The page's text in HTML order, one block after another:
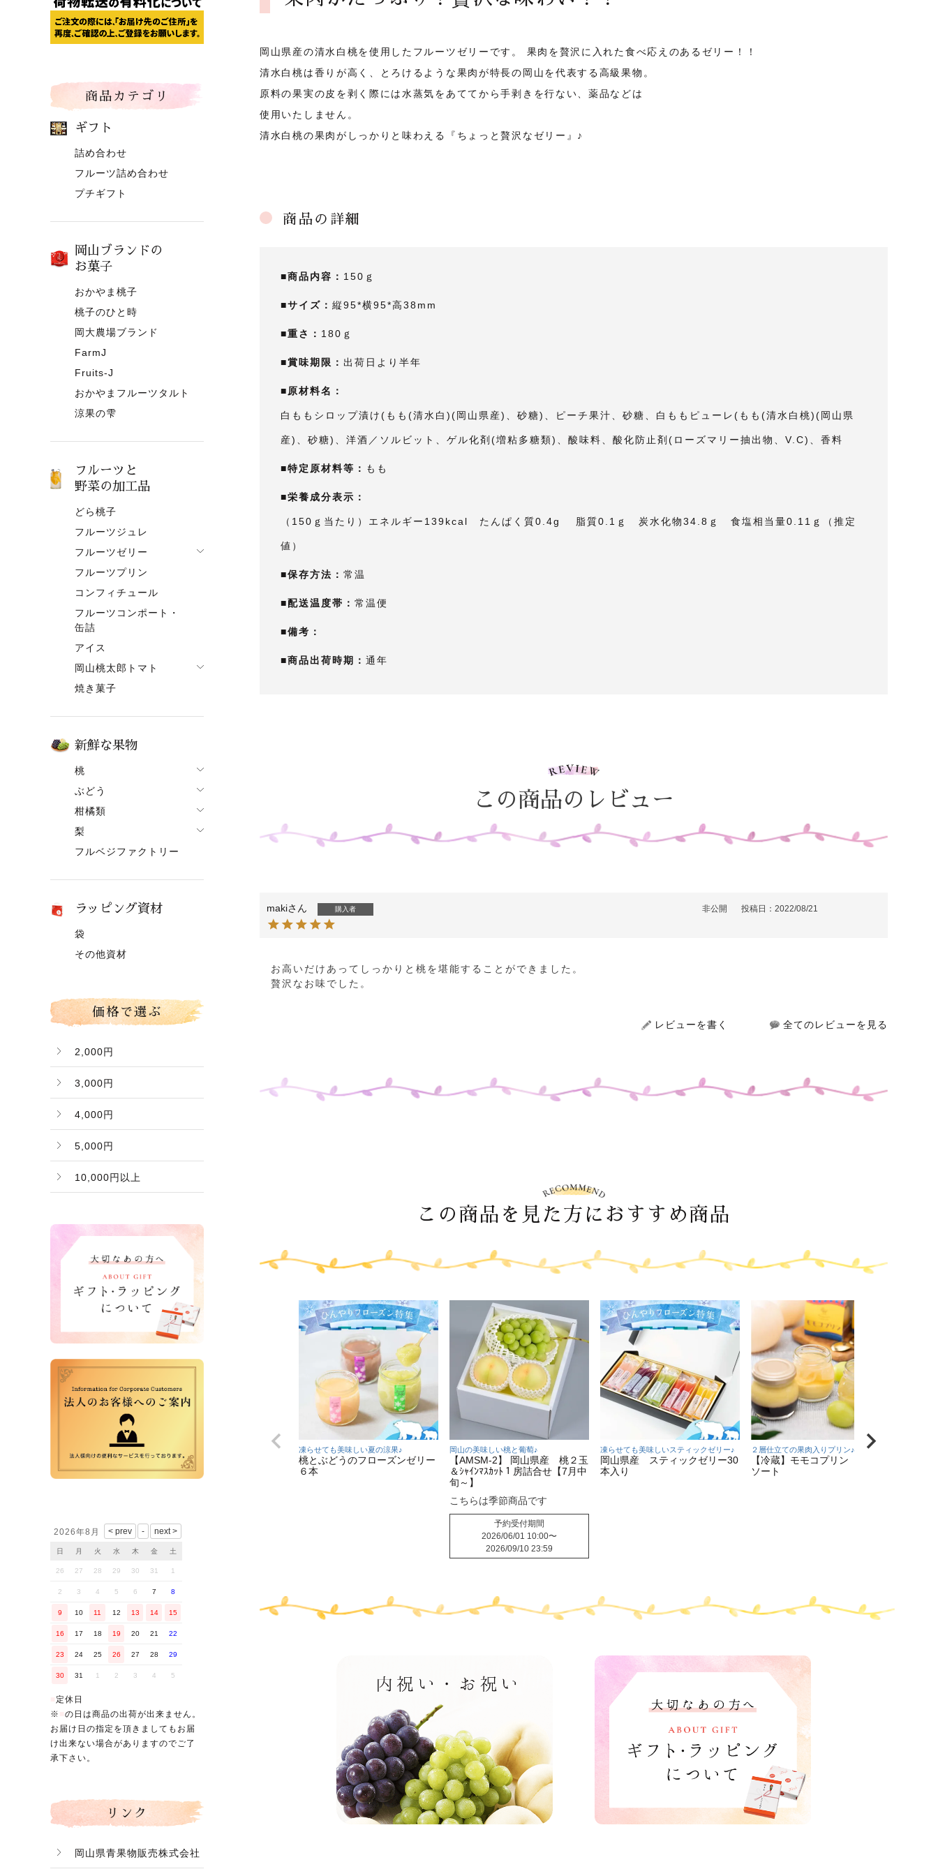
商品カテゴリ
ギフト
詰め合わせ
フルーツ詰め合わせ
プチギフト
岡山ブランドの
お菓子
おかやま桃子
桃子のひと時
岡大農場ブランド
FarmJ
Fruits-J
おかやまフルーツタルト
涼果の雫
フルーツと
野菜の加工品
どら桃子
フルーツジュレ
フルーツゼリー
フルーツゼリー一覧
果肉入りタイプ
ピューレタイプ
フルーツプリン
コンフィチュール
フルーツコンポート・
缶詰
アイス
岡山桃太郎トマト
でざあととまと
焼き菓子
新鮮な果物
桃
桃一覧
白鳳【7月上旬～】
おかやま夢白桃【7月中
黄金桃【9月上旬頃～】
～】
ぶどう
ぶどう一覧
シャインマスカット
柑橘類
せとか
梨
梨一覧
フルベジファクトリー
ラッピング資材
袋
その他資材
価格で選ぶ
2,000円
3,000円
4,000円
5,000円
10,000円以上
営業日カレンダー
2026年8月
日 月 火 水 木 金 土
26 27 28 29 30 31 1
2 3 4 5 6 7 8
9 10 11 12 13 14 15
16 17 18 19 20 21 22
23 24 25 26 27 28 29
30 31 1 2 3 4 5
定休日
※
の日は商品の出荷が出来ません。
お届け日の指定を頂きましてもお届
け出来ない場合がありますのでご了
承下さい。
リンク
岡山県青果物販売株式会社
岡山県産の清水白桃を使用したフルーツゼリーです。 果肉を贅沢に入れた食べ応えのあるゼリー！！
清水白桃は香りが高く、とろけるような果肉が特長の岡山を代表する高級果物。
原料の果実の皮を剥く際には水蒸気をあててから手剥きを行ない、薬品などは
使用いたしません。
清水白桃の果肉がしっかりと味わえる『ちょっと贅沢なゼリー』♪
商品の詳細
■商品内容： 150ｇ
■サイズ： 縦95*横95*高38mm
■重さ： 180ｇ
■賞味期限： 出荷日より半年
■原材料名：
白ももシロップ漬け(もも(清水白)(岡山県産)、砂糖)、ピーチ果汁、砂糖、白ももピューレ(もも(清水白桃)(岡山県
産)、砂糖)、洋酒／ソルビット、ゲル化剤(増粘多糖類)、酸味料、酸化防止剤(ローズマリー抽出物、V.C)、香料
■特定原材料等： もも
■栄養成分表示：
（150ｇ当たり）エネルギー139kcal たんぱく質0.4g 脂質0.1ｇ 炭水化物34.8ｇ 食塩相当量0.11ｇ（推定
値）
■保存方法： 常温
■配送温度帯： 常温便
■備考：
■商品出荷時期： 通年
この商品のレビュー
maki 購入者 非公開 投稿日 2022/08/21
お高いだけあってしっかりと桃を堪能することができました。
レビューを書く 全てのレビューを見る
この商品を見た方に おすすめ商品
凍らせても美味しい夏の涼果♪
桃とぶどうのフローズンゼリー
６本
岡山の美味しい桃と葡萄♪
【AMSM-2】 岡山県産 桃２玉
＆ｼｬｲﾝﾏｽｶｯﾄ１房詰合せ【7月中
旬～】
こちらは季節商品です
予約受付期間
2026/06/01 10:00〜
2026/09/10 23:59
凍らせても美味しいスティックゼリー♪
岡山県産 スティックゼリー30
本入り
２層仕立ての果肉入りプリン♪
【冷蔵】モモコプリン ６個ア
ソート